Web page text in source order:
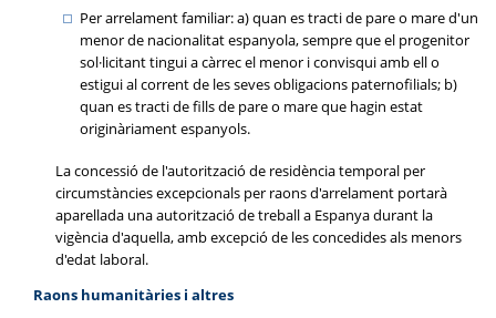
Per arrelament familiar: a) quan es tracti de pare o mare d'un
menor de nacionalitat espanyola, sempre que el progenitor
sol·licitant tingui a càrrec el menor i convisqui amb ell o
estigui al corrent de les seves obligacions paternofilials; b)
quan es tracti de fills de pare o mare que hagin estat
originàriament espanyols.
La concessió de l'autorització de residència temporal per
circumstàncies excepcionals per raons d'arrelament portarà
aparellada una autorització de treball a Espanya durant la
vigència d'aquella, amb excepció de les concedides als menors
d'edat laboral.
Raons humanitàries i altres